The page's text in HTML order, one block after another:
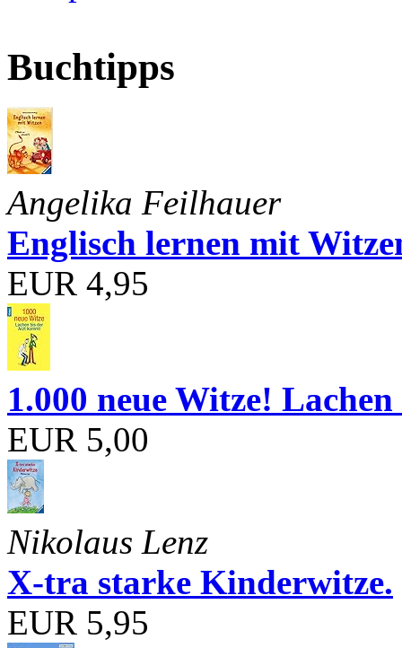
Buchtipps
Angelika Feilhauer
Englisch lernen mit
EUR 4,95
1.000 neue Witze!
EUR 5,00
Nikolaus Lenz
X-tra starke Kinderwitze.
EUR 5,95